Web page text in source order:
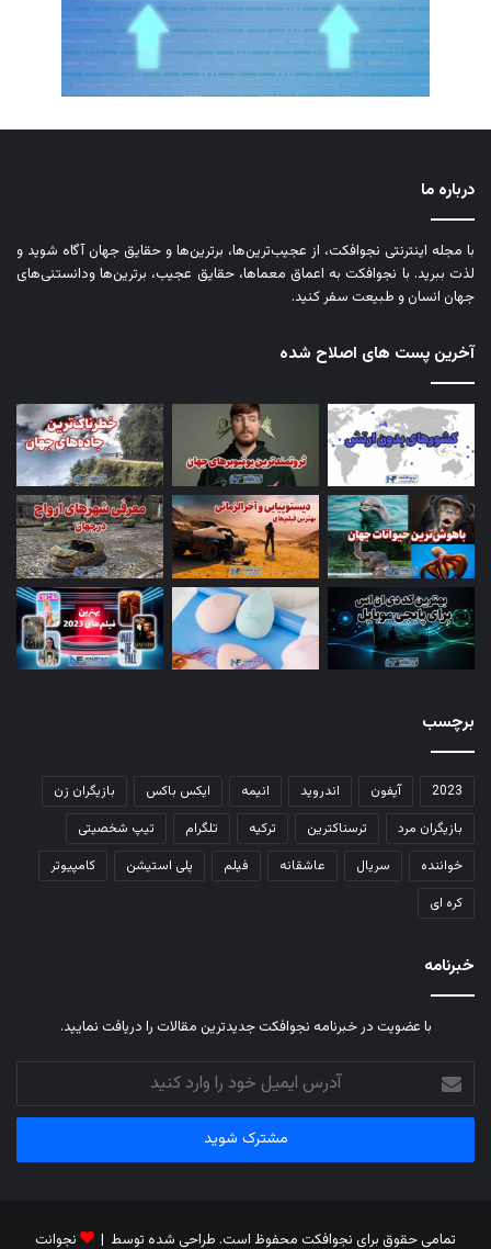
درباره ما
با مجله اینترنتی نجوافکت، از عجیب‌ترین‌ها، برترین‌ها و حقایق جهان آگاه شوید و
لذت ببرید. با نجوافکت به اعماق معماها، حقایق عجیب، برترین‌ها ودانستنی‌های
جهان انسان و طبیعت سفر کنید.
آخرین پست های اصلاح شده
برچسب
2023 آیفون اندروید انیمه ایکس باکس
بازیگران زن
بازیگران مرد
ترسناکترین ترکیه تلگرام
تیپ شخصیتی
خواننده
سریال عاشقانه فیلم پلی استیشن
کامپیوتر
کره ای
خبرنامه
با عضویت در خبرنامه نجوافکت جدیدترین مقالات را دریافت نمایید.
آدرس
ایمیل
خود
وارد
تمامی حقوق برای نجوافکت محفوظ است. طراحی شده توسط | نجوانت